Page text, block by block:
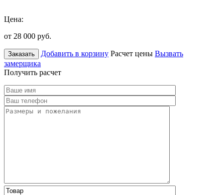
Цена:
от 28 000 руб.
Заказать Добавить в корзину Расчет цены Вызвать
замерщика
Получить расчет